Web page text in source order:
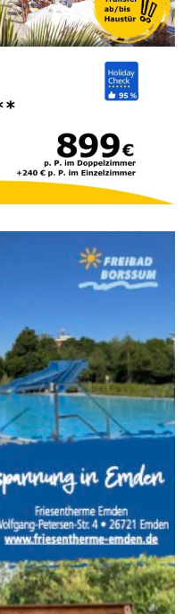
die Akti­vi­tä­ten im Kids-
mehr­spra­chig
vor Ort?
Wie schnell ist im Not­
ein Kran­ken­haus
das Hotel geräu­mi­ge
(Git­ter­bett,
À‑la-car­te-Restau­rants
Abwechs­lung zum
ist, schwankt die
Haus. Wer mit Säug­lin­
zudem gezielt nach
Rück­zugs­
und exzel­len­tes